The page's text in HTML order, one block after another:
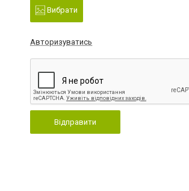
Вибрати
Авторизуватись
Відправити